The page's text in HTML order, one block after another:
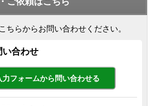
ちらからお問い合わせください。
合わせ
力フォームから問い合わせる